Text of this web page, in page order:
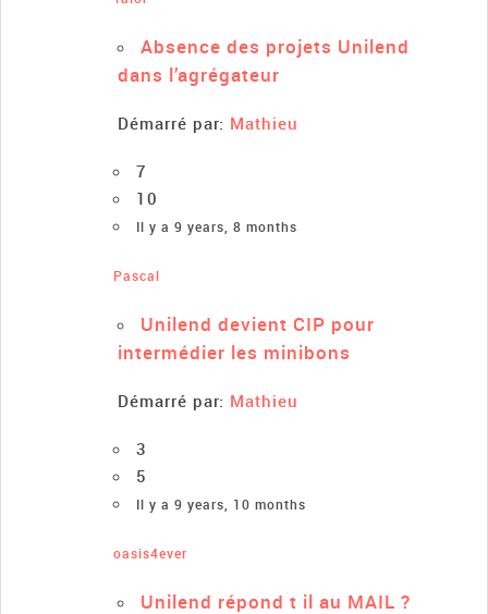
Absence des projets Unilend
dans l’agrégateur
Démarré par: Mathieu
7
10
Il y a 9 years, 8 months
Pascal
Unilend devient CIP pour
intermédier les minibons
Démarré par: Mathieu
3
5
Il y a 9 years, 10 months
oasis4ever
Unilend répond t il au MAIL ?